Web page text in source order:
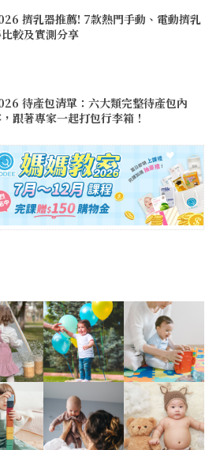
擠乳器推薦! 7款熱門手動、電動擠乳
較及實測分享
待產包清單：六大類完整待產包內
跟著專家一起打包行李箱！